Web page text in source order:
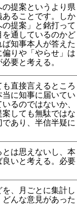
提案というより県
ることです。しか
提案」と銘打って
通しているのかど
知事本人が答えた
りや「やらせ」は
要と考える。
直接言えるところ
に知事に届いてい
るのではないか、
しても無駄ではな
あり、半信半疑に
は思えないし、本
いと考える。必要
、月ごとに集計し
んな意見があった